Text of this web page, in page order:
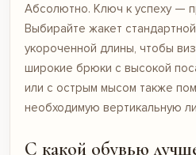
Абсолютно. Ключ к успеху —
Выбирайте жакет
укороченной длины, чтобы
широкие брюки с высокой
или с острым мысом также
необходимую вертикальную
С какой обувью